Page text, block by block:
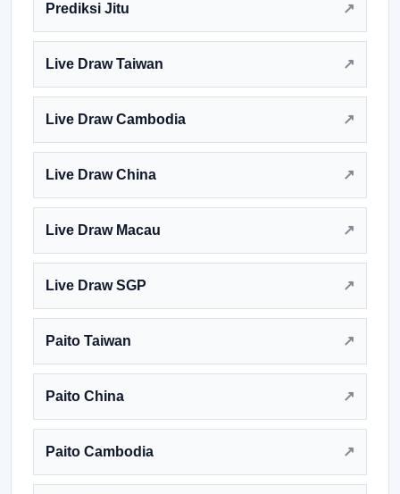
Prediksi Jitu
Live Draw Taiwan
Live Draw Cambodia
Live Draw China
Live Draw Macau
Live Draw SGP
Paito Taiwan
Paito China
Paito Cambodia